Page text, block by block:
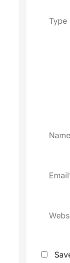
Type
here..
Name*
Email*
Website